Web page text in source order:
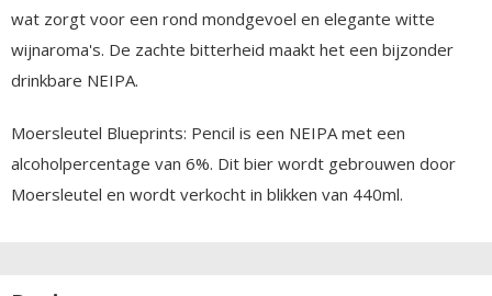
wat zorgt voor een rond mondgevoel en elegante witte
wijnaroma's. De zachte bitterheid maakt het een bijzonder
drinkbare NEIPA.
Moersleutel Blueprints: Pencil is een NEIPA met een
alcoholpercentage van 6%. Dit bier wordt gebrouwen door
Moersleutel en wordt verkocht in blikken van 440ml.